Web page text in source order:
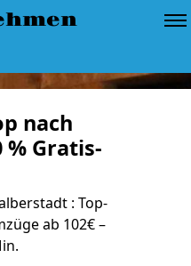
nach
Gratis-
: Top-
ab 102€ –